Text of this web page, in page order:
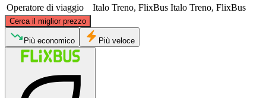
Operatore di viaggio
Italo Treno, FlixBus Italo Treno, FlixBus
Cerca il miglior prezzo
Duisburg
© CARTO, ©OpenStreetMapcontributors
Più economico Più veloce